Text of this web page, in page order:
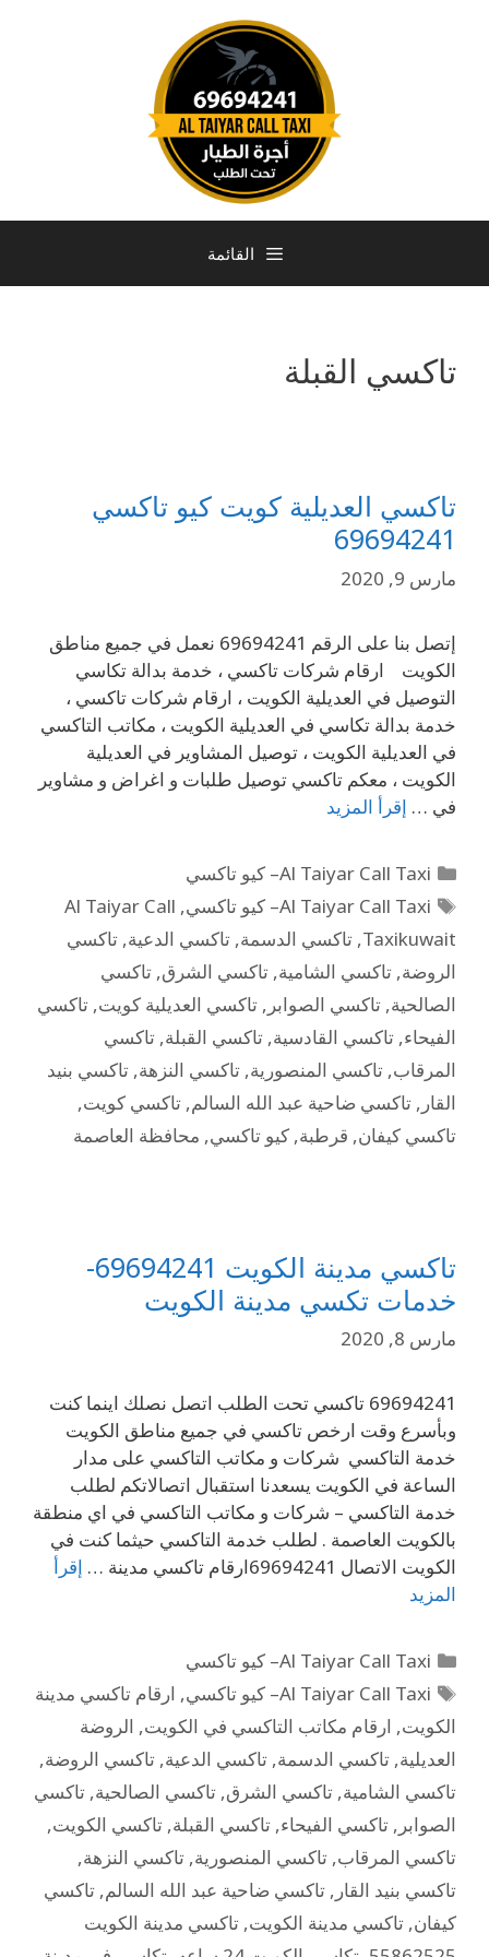
القائمة
تاكسي القبلة
تاكسي العديلية كويت كيو تاكسي
69694241
مارس 9, 2020
إتصل بنا على الرقم 69694241 نعمل في جميع مناطق
الكويت ارقام شركات تاكسي ، خدمة بدالة تكاسي
التوصيل في العديلية الكويت ، ارقام شركات تاكسي ،
خدمة بدالة تكاسي في العديلية الكويت ، مكاتب التاكسي
في العديلية الكويت ، توصيل المشاوير في العديلية
الكويت ، معكم تاكسي توصيل طلبات و اغراض و مشاوير
في … إقرأ المزيد
Al Taiyar Call Taxi– كيو تاكسي
Al Taiyar Call Taxi– كيو تاكسي
,
Al Taiyar Call
Taxikuwait
, تاكسي الدسمة, تاكسي الدعية, تاكسي
الروضة, تاكسي الشامية, تاكسي الشرق, تاكسي
الصالحية, تاكسي الصوابر , تاكسي العديلية كويت, تاكسي
الفيحاء, تاكسي القادسية, تاكسي القبلة, تاكسي
المرقاب, تاكسي المنصورية, تاكسي النزهة, تاكسي بنيد
القار , تاكسي ضاحية عبد الله السالم, تاكسي كويت,
تاكسي كيفان, قرطبة, كيو تاكسي, محافظة العاصمة
تاكسي مدينة الكويت 69694241-
خدمات تكسي مدينة الكويت
مارس 8, 2020
69694241 تاكسي تحت الطلب اتصل نصلك اينما كنت
وبأسرع وقت ارخص تاكسي في جميع مناطق الكويت
خدمة التاكسي شركات و مكاتب التاكسي على مدار
الساعة في الكويت يسعدنا استقبال اتصالاتكم لطلب
خدمة التاكسي – شركات و مكاتب التاكسي في اي منطقة
بالكويت العاصمة . لطلب خدمة التاكسي حيثما كنت في
الكويت الاتصال 69694241ارقام تاكسي مدينة …
إقرأ
المزيد
Al Taiyar Call Taxi– كيو تاكسي
Al Taiyar Call Taxi– كيو تاكسي
, ارقام تاكسي مدينة
الكويت, ارقام مكاتب التاكسي في الكويت, الروضة
العديلية, تاكسي الدسمة, تاكسي الدعية, تاكسي الروضة,
تاكسي الشامية, تاكسي الشرق, تاكسي الصالحية, تاكسي
الصوابر , تاكسي الفيحاء, تاكسي القبلة, تاكسي الكويت,
تاكسي المرقاب, تاكسي المنصورية, تاكسي النزهة,
تاكسي بنيد القار , تاكسي ضاحية عبد الله السالم, تاكسي
كيفان, تاكسي مدينة الكويت, تاكسي مدينة الكويت